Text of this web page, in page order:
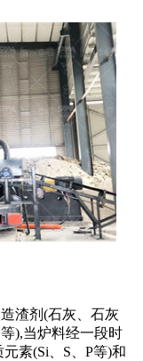
渣剂(石灰、石灰
),当炉料经一段时
素(Si、S、P等)和